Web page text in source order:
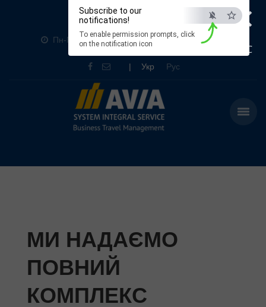
×
ESC
Subscribe to our
notifications!
To enable permission prompts, click
on the notification icon
+380 (44) 369-3070
Пн-Пт: 9:00-19:00 Сб: 10:00-16:00 Нд: Вихідний
| Укр Рус
МИ НАДАЄМО
ПОВНИЙ
КОМПЛЕКС